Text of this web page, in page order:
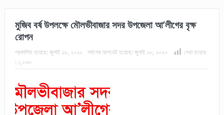
মুজিব বর্ষ উপলক্ষে মৌলভীবাজার সদর উপজেলা আ’লীগের বৃক্ষ
রোপন
প্রকাশিত হয়েছে: জুলাই ২৮, ২০২০ সর্বশেষ আপডেট হয়েছে: জুলাই ২৮, ২০২০
দেখা হয়েছে
: ১,০৩৩